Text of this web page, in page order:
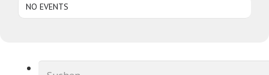
NO EVENTS